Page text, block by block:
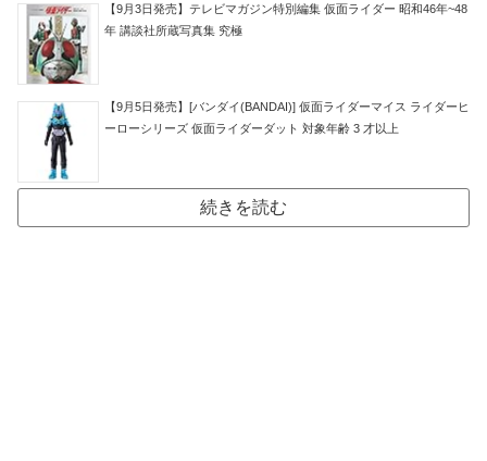
【9月3日発売】テレビマガジン特別編集 仮面ライダー 昭和46年~48
年 講談社所蔵写真集 究極
【9月5日発売】[バンダイ(BANDAI)] 仮面ライダーマイス ライダーヒ
ーローシリーズ 仮面ライダーダット 対象年齢 3 才以上
続きを読む